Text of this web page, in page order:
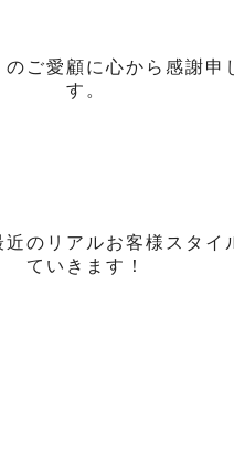
ご愛顧に心から感謝申
す。
近のリアルお客様スタイ
ていきます！